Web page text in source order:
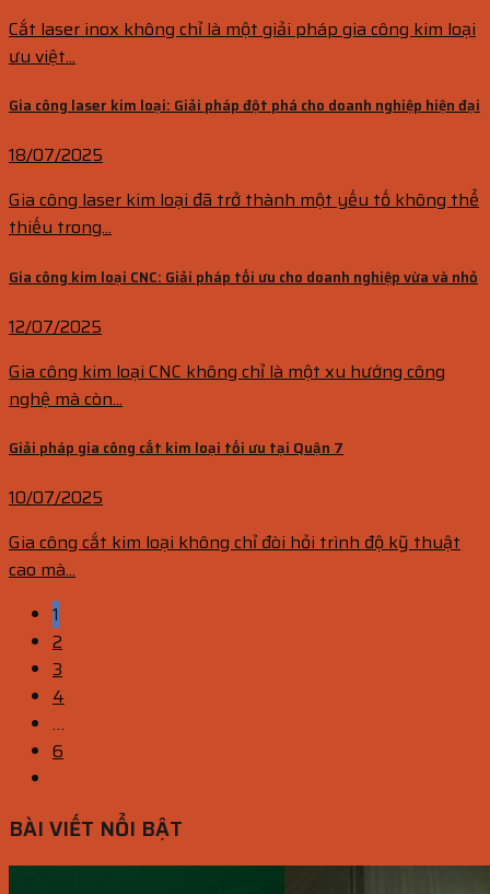
Cắt laser inox không chỉ là một giải pháp gia công kim loại
ưu việt...
Gia công laser kim loại: Giải pháp đột phá cho doanh nghiệp hiện đại
18/07/2025
Gia công laser kim loại đã trở thành một yếu tố không thể
thiếu trong...
Gia công kim loại CNC: Giải pháp tối ưu cho doanh nghiệp vừa và nhỏ
12/07/2025
Gia công kim loại CNC không chỉ là một xu hướng công
nghệ mà còn...
Giải pháp gia công cắt kim loại tối ưu tại Quận 7
10/07/2025
Gia công cắt kim loại không chỉ đòi hỏi trình độ kỹ thuật
cao mà...
1
2
3
4
…
6
BÀI VIẾT NỔI BẬT